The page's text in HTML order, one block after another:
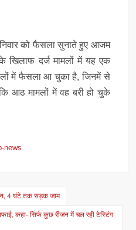
को फैसला सुनाते हुए आजम
खिलाफ दर्ज मामलों में यह एक
में फैसला आ चुका है, जिनमें से
आठ मामलों में वह बरी हो चुके
news
4 घंटे तक सड़क जाम
कहा- सिर्फ कुछ रीजन में चल रही टेस्टिंग